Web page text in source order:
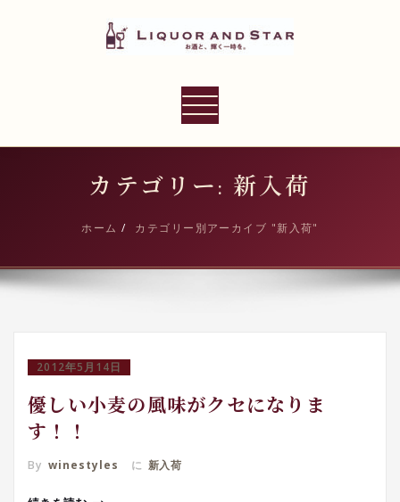
プ
LIQUOR AND STAR
ナ
ョ
切
カテゴリー: 新入荷
ホーム カテゴリー別アーカイブ "新入荷"
2012年5月14日
優しい小麦の風味がクセになりま
す！！
By winestyles に 新入荷